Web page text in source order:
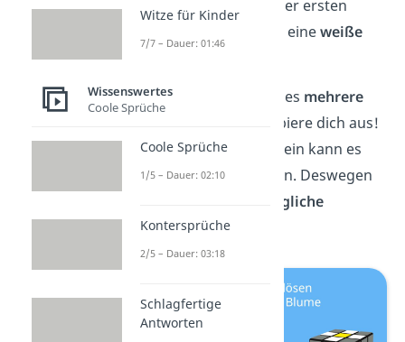
umgeben. Die Steine der ersten
Ebene sehen dann wie eineweiße
Für diesen Schritt gibt es mehrere
— probiere dich aus!
BeimviertenKantenstein kann es
etwas kniffliger werden. Deswegen
drei mögliche
Algorithmen:
Witze für Kinder
7/7 – Dauer: 01:46
Wissenswertes
Coole Sprüche
Coole Sprüche
1/5 – Dauer: 02:10
Kontersprüche
2/5 – Dauer: 03:18
Schlagfertige
Antworten